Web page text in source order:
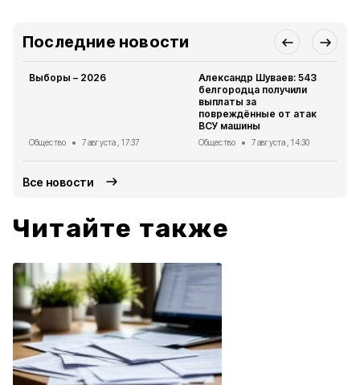
Последние новости
Выборы – 2026
Общество 7 августа , 17:37
Александр Шуваев: 543
белгородца получили
выплаты за
повреждённые от атак
ВСУ машины
Общество 7 августа , 14:30
Все новости
Читайте также